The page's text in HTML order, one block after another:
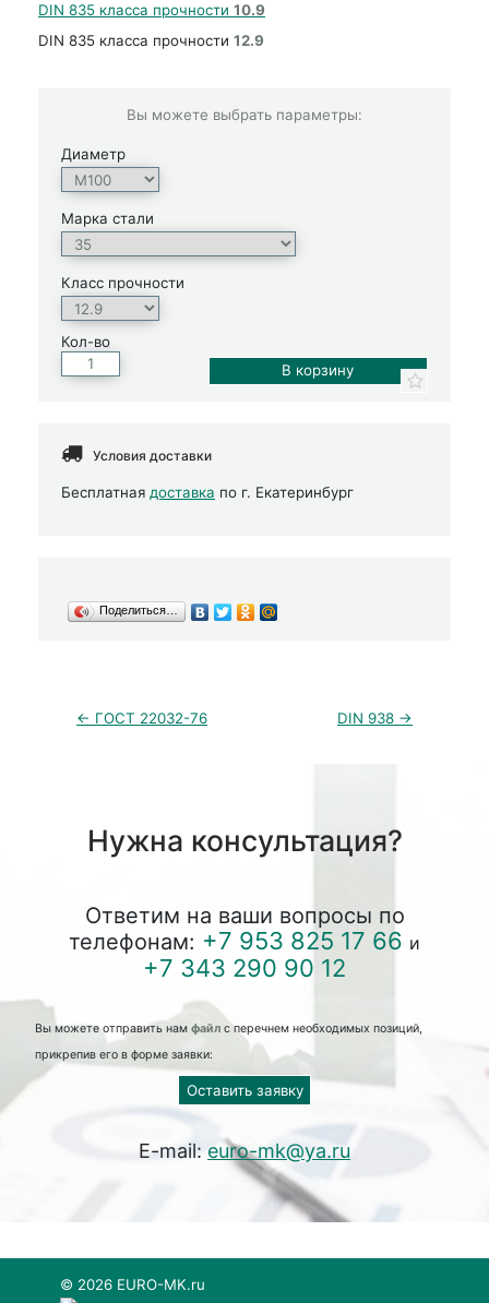
DIN 835 класса прочности 10.9
DIN 835 класса прочности 12.9
Вы можете выбрать параметры:
Диаметр
Марка стали
Класс прочности
Кол-во
Условия доставки
Бесплатная доставка по г. Екатеринбург
Поделиться…
← ГОСТ 22032-76 DIN 938 →
Нужна консультация?
Ответим на ваши вопросы по
телефонам: +7 953 825 17 66 и
+7 343 290 90 12
Вы можете отправить нам файлс перечнем необходимых позиций,
прикрепив его в форме заявки:
Оставить заявку
E-mail: euro-mk@ya.ru
© 2026 EURO-MK.ru